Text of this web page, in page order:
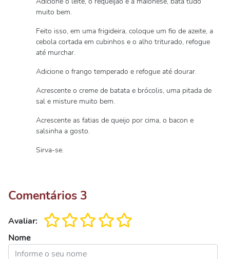
muito bem.
Feito isso, em uma frigideira, coloque um fio de azeite, a
cebola cortada em cubinhos e o alho triturado, refogue
até murchar.
Adicione o frango temperado e refogue até dourar.
Acrescente o creme de batata e brócolis, uma pitada de
sal e misture muito bem.
Acrescente as fatias de queijo por cima, o bacon e
salsinha a gosto.
Sirva-se.
Comentários 3
Avaliar:
Nome